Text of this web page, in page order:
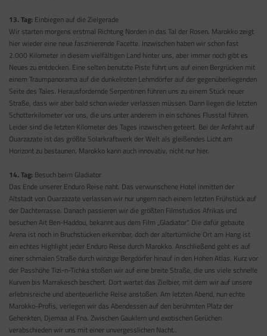
13. Tag: Einbiegen auf die Zielgerade
Wir starten morgens erstmal Richtung Norden in das Tal der Rosen. Marokko zeigt
hier wieder eine neue faszinierende Facette. Inzwischen haben wir schon fast
2.000 Kilometer in diesem vielfältigen Land hinter uns, aber immer noch gibt es
Neues zu entdecken. Eine selten benutzte Piste führt uns auf einen Bergrücken mit
einem Traumpanorama auf die dunkelroten Lehmdörfer auf der gegenüberliegenden
Seite des Tales. Herausfordernde Serpentinen führen uns zu einem Stück neuer
Straße, dass wir aber bald schon wieder verlassen müssen. Dann liegen die letzten
Schotterkilometer vor uns, die uns unter anderem in ein schönes Flusstal führen.
Leider sind die letzten Kilometer des Tages inzwischen geteert. Bei der Anfahrt auf
Ouarzazate ist das größte Solarkraftwerk der Welt als gleißendes Licht am
Horizont zu bestaunen. Marokko kann auch innovativ, nicht nur hier.
14. Tag: Besuch beim Gladiator
Das Ende unserer Enduro Reise naht. Das verwunschene Hotel inmitten der
Altstadt von Ouarzazate verlassen wir nur ungern nach einem letzten Frühstück auf
der Dachterrasse. Danach passieren wir die größten Filmstudios Afrikas und
besuchen Ait Ben-Haddou, bekannt aus dem Film „Gladiator“. Die dafür gebaute
Arena ist noch in Bruchstücken erkennbar, doch der altertümliche Ort am Hang ist
ein echtes Highlight jeder Enduro Reise durch Marokko. Anschließend geht es auf
einer schmalen Straße durch winzige Bergdörfer hinauf in den Hohen Atlas. Kurz vor
der Passhöhe Tizi-n-Tichka stoßen wir auf eine breite Straße, die uns viele schnelle
Kurven bis Marrakesch beschert. Dort wartet das Zielbier, mit dem wir auf unsere
erlebnisreiche und abenteuerliche Reise anstoßen. Am letzten Abend, nun echte
Marokko-Profis, verlegen wir das Abendessen auf den berühmten Platz der
Gehenkten, Djemaa al Fna. Zwischen Gauklern und exotischen Gerüchen
verabschieden wir uns mit einer unvergesslichen Nacht..